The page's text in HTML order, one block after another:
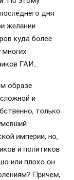
дня
желании
куда более
ГАИ…
образе
и
только
империи, но,
и политиков
или плохо он
Причём,